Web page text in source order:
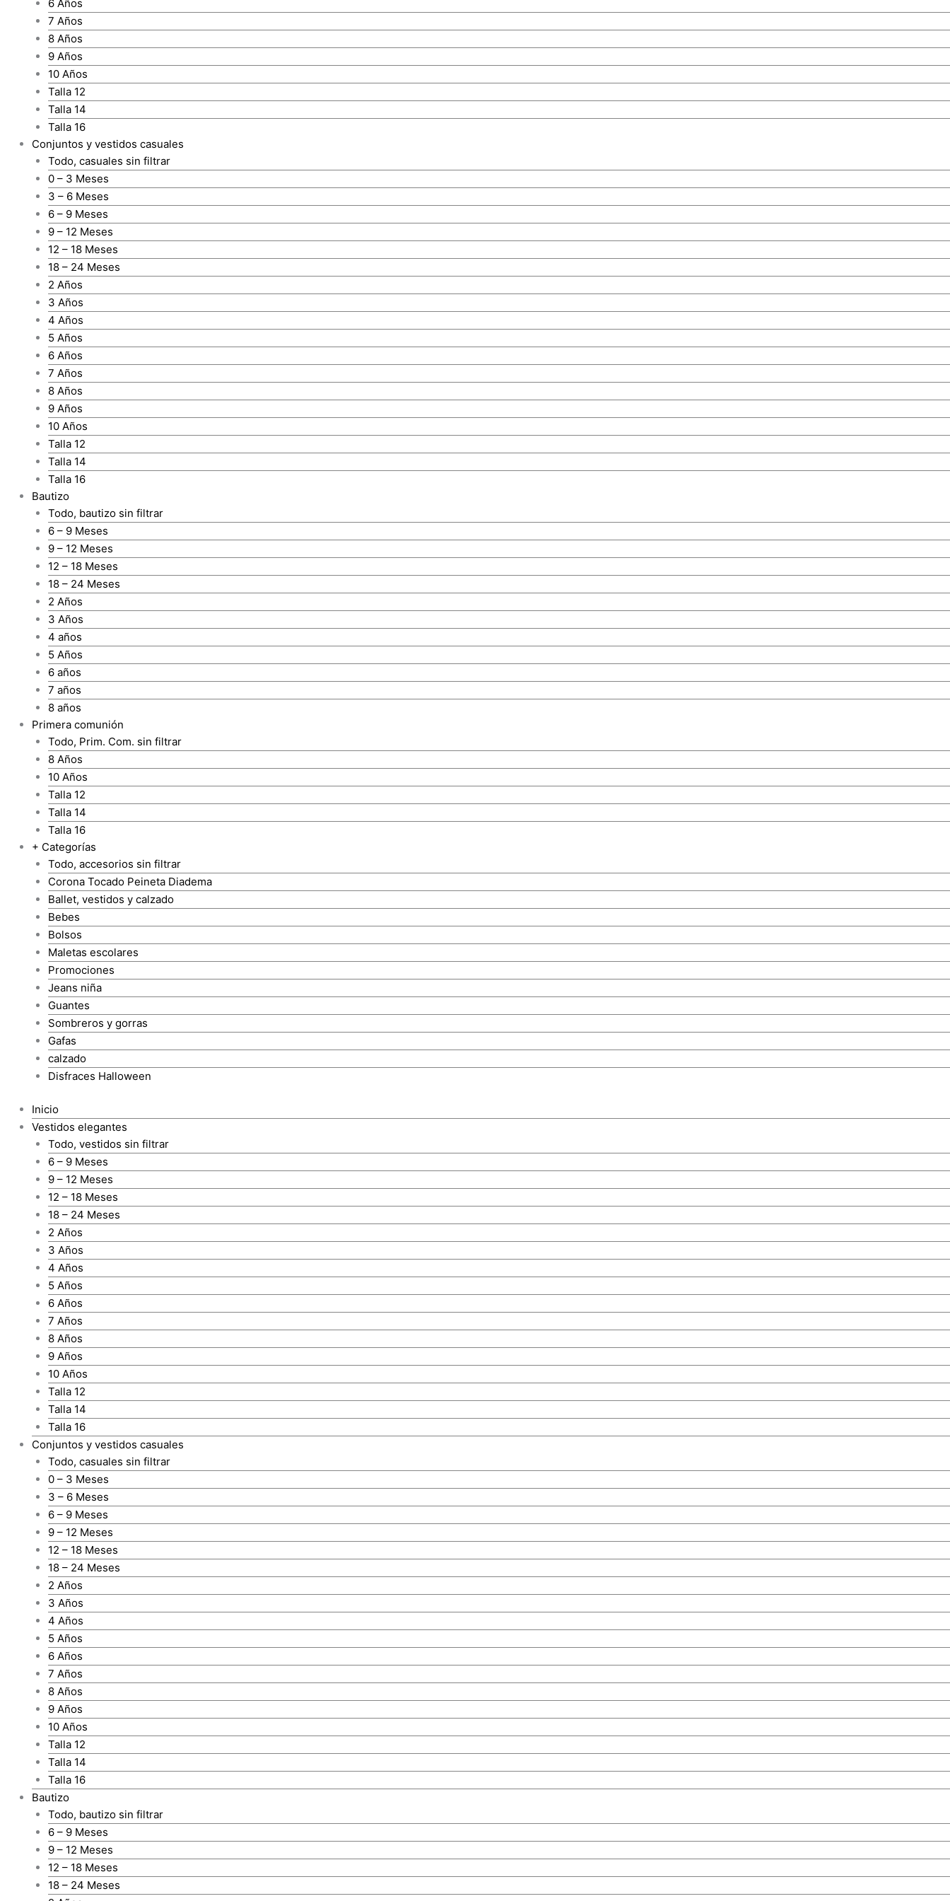
6 Años
7 Años
8 Años
9 Años
10 Años
Talla 12
Talla 14
Talla 16
Conjuntos y vestidos casuales
Todo, casuales sin filtrar
0 – 3 Meses
3 – 6 Meses
6 – 9 Meses
9 – 12 Meses
12 – 18 Meses
18 – 24 Meses
2 Años
3 Años
4 Años
5 Años
6 Años
7 Años
8 Años
9 Años
10 Años
Talla 12
Talla 14
Talla 16
Bautizo
Todo, bautizo sin filtrar
6 – 9 Meses
9 – 12 Meses
12 – 18 Meses
18 – 24 Meses
2 Años
3 Años
4 años
5 Años
6 años
7 años
8 años
Primera comunión
Todo, Prim. Com. sin filtrar
8 Años
10 Años
Talla 12
Talla 14
Talla 16
+ Categorías
Todo, accesorios sin filtrar
Corona Tocado Peineta Diadema
Ballet, vestidos y calzado
Bebes
Bolsos
Maletas escolares
Promociones
Jeans niña
Guantes
Sombreros y gorras
Gafas
calzado
Disfraces Halloween
Inicio
Vestidos elegantes
Todo, vestidos sin filtrar
6 – 9 Meses
9 – 12 Meses
12 – 18 Meses
18 – 24 Meses
2 Años
3 Años
4 Años
5 Años
6 Años
7 Años
8 Años
9 Años
10 Años
Talla 12
Talla 14
Talla 16
Conjuntos y vestidos casuales
Todo, casuales sin filtrar
0 – 3 Meses
3 – 6 Meses
6 – 9 Meses
9 – 12 Meses
12 – 18 Meses
18 – 24 Meses
2 Años
3 Años
4 Años
5 Años
6 Años
7 Años
8 Años
9 Años
10 Años
Talla 12
Talla 14
Talla 16
Bautizo
Todo, bautizo sin filtrar
6 – 9 Meses
9 – 12 Meses
12 – 18 Meses
18 – 24 Meses